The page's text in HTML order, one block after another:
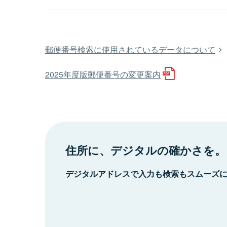
郵便番号検索に使用されているデータについて
2025年度版郵便番号の変更案内
住所に、デジタルの確かさを。
デジタルアドレスで入力も検索もスムーズ